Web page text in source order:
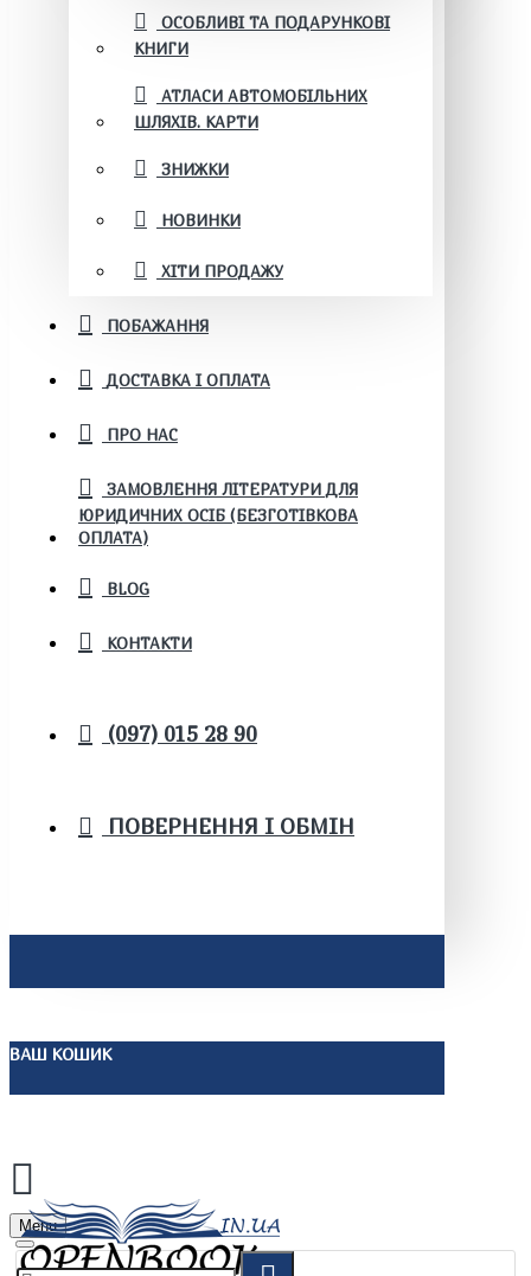
ОСОБЛИВІ ТА ПОДАРУНКОВІ
КНИГИ
АТЛАСИ АВТОМОБІЛЬНИХ
ШЛЯХІВ. КАРТИ
ЗНИЖКИ
НОВИНКИ
ХІТИ ПРОДАЖУ
ПОБАЖАННЯ
ДОСТАВКА І ОПЛАТА
ПРО НАС
ЗАМОВЛЕННЯ ЛІТЕРАТУРИ ДЛЯ
ЮРИДИЧНИХ ОСІБ (БЕЗГОТІВКОВА
ОПЛАТА)
BLOG
КОНТАКТИ
(097) 015 28 90
ПОВЕРНЕННЯ І ОБМІН
ВАШ КОШИК
Menu